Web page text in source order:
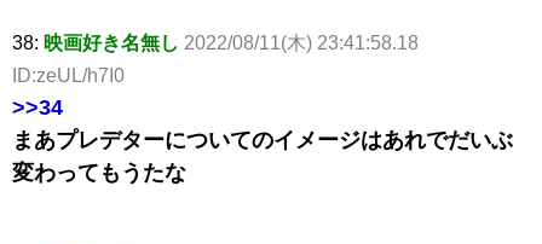
38: 映画好き名無し 2022/08/11(木) 23:41:58.18
ID:zeUL/h7I0
>>34
まあプレデターについてのイメージはあれでだいぶ
変わってもうたな